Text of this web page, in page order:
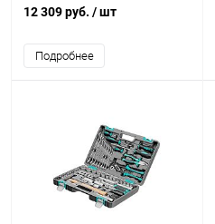
головки
12 309 руб. / шт
Подробнее